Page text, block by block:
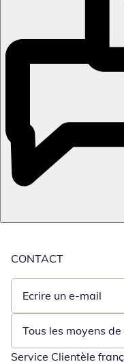
CONTACT
Ecrire un e-mail
Ouvre un client de
Tous les moyens
Service Clientèle